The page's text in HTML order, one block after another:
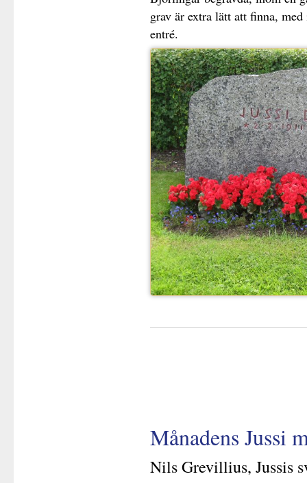
grav är extra lätt att finna,
entré.
Månadens Jussi
Nils Grevillius, Jussis